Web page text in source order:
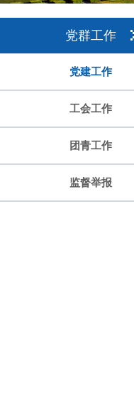
党群工作
党建工作
工会工作
团青工作
监督举报